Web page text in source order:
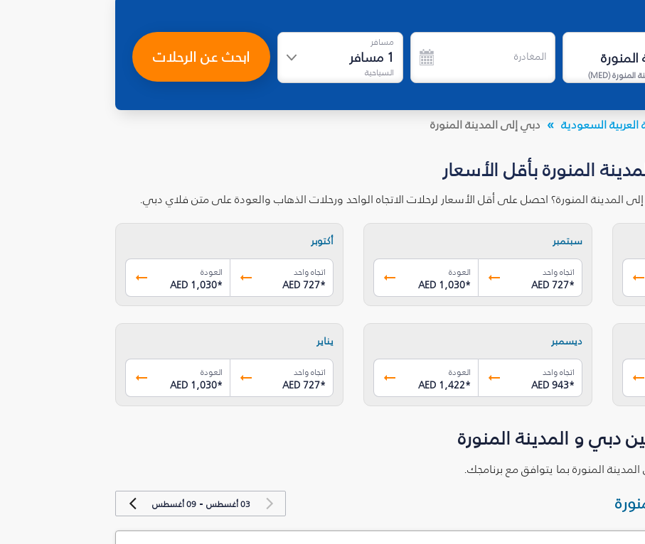
المنورة(
MED
)
المغادرة
مسافر
1 مسافر
السياحية
ابحث عن الرحلات
العربية السعودية دبي إلى المدينة المنورة
المنورة بأقل الأسعار
المدينة المنورة؟ احصل على أقل الأسعار لرحلات الاتجاه الواحد ورحلات الذهاب والعودة على متن فلاي دبي.
سبتمبر
اتجاه واحد
AED 727*
العودة
AED 1,030*
أكتوبر
اتجاه واحد
AED 727*
العودة
AED 1,030*
ديسمبر
اتجاه واحد
AED 943*
العودة
AED 1,422*
يناير
اتجاه واحد
AED 727*
العودة
AED 1,030*
دبي و المدينة المنورة
المنورة بما يتوافق مع برنامجك.
03 أغسطس -09 أغسطس